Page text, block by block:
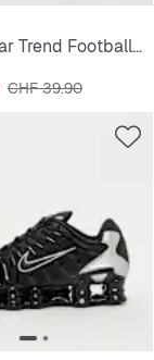
Sportswear Trend Football Fleece Shorts
Originalpreis
CHF 39.90